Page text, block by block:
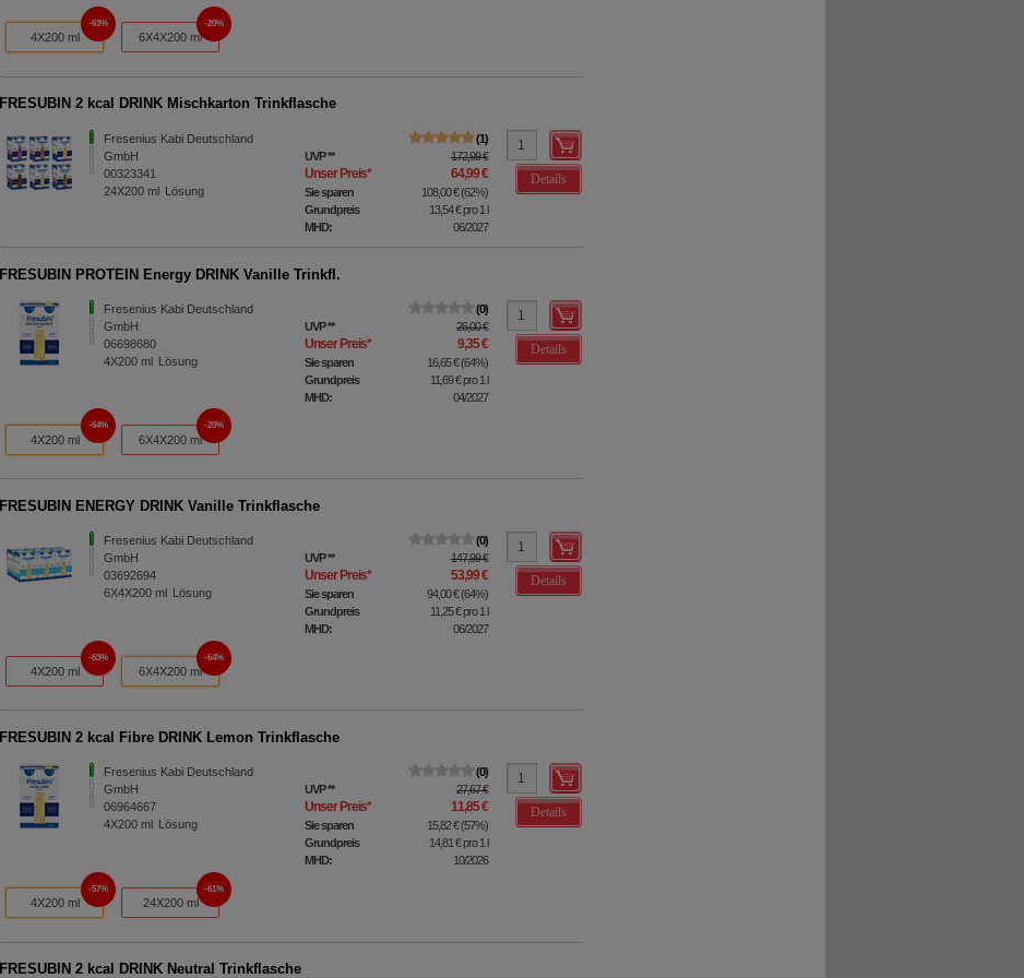
4X200 ml
63%
6X4X200 ml
20%
FRESUBIN 2 kcal DRINK Mischkarton Trinkflasche
Fresenius Kabi Deutschland
GmbH
00323341
24X200 ml Lösung
1
UVP** 172,99 €
Unser Preis* 64,99 €
Sie sparen 108,00 €(62%)
Grundpreis
13,54 €pro 1 l
MHD:
06/2027
Details
FRESUBIN PROTEIN Energy DRINK Vanille Trinkfl.
Fresenius Kabi Deutschland
GmbH
06698680
4X200 ml Lösung
0
UVP** 26,00 €
Unser Preis* 9,35 €
Sie sparen 16,65 €(64%)
Grundpreis
11,69 €pro 1 l
MHD:
04/2027
Details
4X200 ml
64%
6X4X200 ml
20%
FRESUBIN ENERGY DRINK Vanille Trinkflasche
Fresenius Kabi Deutschland
GmbH
03692694
6X4X200 ml Lösung
0
UVP** 147,99 €
Unser Preis* 53,99 €
Sie sparen 94,00 €(64%)
Grundpreis
11,25 €pro 1 l
MHD:
06/2027
Details
4X200 ml
63%
6X4X200 ml
64%
FRESUBIN 2 kcal Fibre DRINK Lemon Trinkflasche
Fresenius Kabi Deutschland
GmbH
06964667
4X200 ml Lösung
0
UVP** 27,67 €
Unser Preis* 11,85 €
Sie sparen 15,82 €(57%)
Grundpreis
14,81 €pro 1 l
MHD:
10/2026
Details
4X200 ml
57%
24X200 ml
61%
FRESUBIN 2 kcal DRINK Neutral Trinkflasche